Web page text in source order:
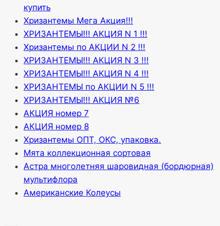
купить
Хризантемы Мега Акция!!!
ХРИЗАНТЕМЫ!!! АКЦИЯ N 1 !!!
Хризантемы по АКЦИИ N 2 !!!
ХРИЗАНТЕМЫ!!! АКЦИЯ N 3 !!!
ХРИЗАНТЕМЫ!!! АКЦИЯ N 4 !!!
ХРИЗАНТЕМЫ по АКЦИИ N 5 !!!
ХРИЗАНТЕМЫ!!! АКЦИЯ №6
АКЦИЯ номер 7
АКЦИЯ номер 8
Хризантемы ОПТ, ОКС, упаковка.
Мята коллекционная сортовая
Астра многолетняя шаровидная (бордюрная)
мультифлора
Американские Колеусы